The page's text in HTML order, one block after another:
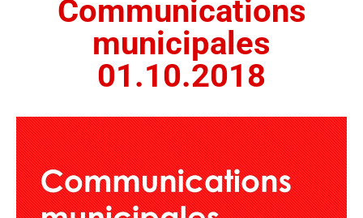
Communications
municipales
01.10.2018